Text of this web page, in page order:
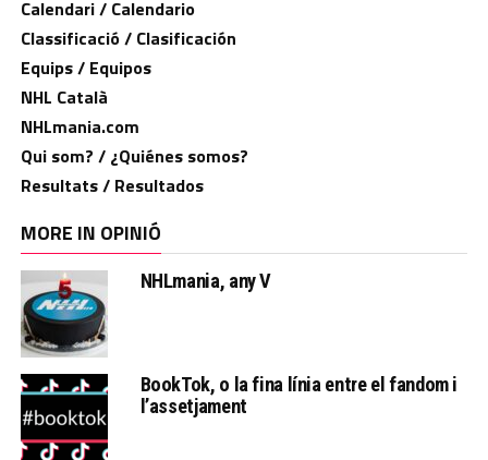
Calendari / Calendario
Classificació / Clasificación
Equips / Equipos
NHL Català
NHLmania.com
Qui som? / ¿Quiénes somos?
Resultats / Resultados
MORE IN OPINIÓ
NHLmania, any V
BookTok, o la fina línia entre el fandom i
l’assetjament